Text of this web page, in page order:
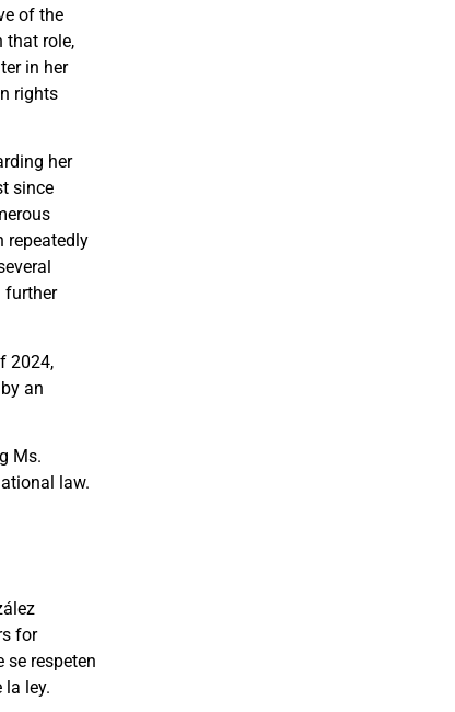
of the
that role,
in her
rights
her
since
repeatedly
further
2024,
an
Ms.
law.
for
respeten
la ley.